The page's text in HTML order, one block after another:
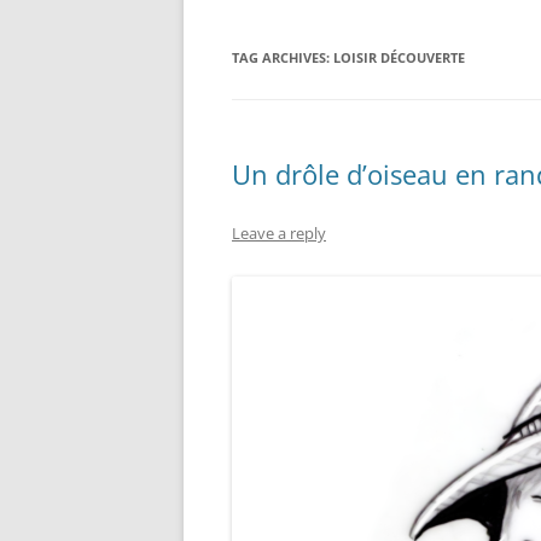
TAG ARCHIVES: LOISIR DÉCOUVERTE
Un drôle d’oiseau en
Leave a reply